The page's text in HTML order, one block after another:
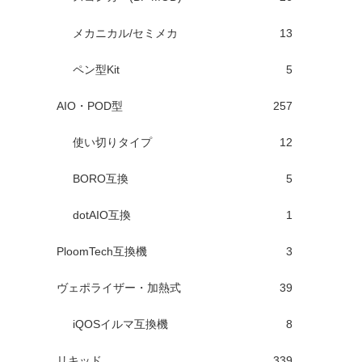
メカニカル/セミメカ 13
ペン型Kit 5
AIO・POD型 257
使い切りタイプ 12
BORO互換 5
dotAIO互換 1
PloomTech互換機 3
ヴェポライザー・加熱式 39
iQOSイルマ互換機 8